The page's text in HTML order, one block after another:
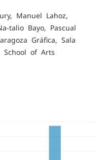
Manuel Lahoz,
talio Bayo, Pascual
Gráfica, Sala
School of Arts